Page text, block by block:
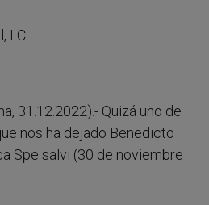
LC
31.12.2022).- Quizá uno de
nos ha dejado Benedicto
Spe salvi (30 de noviembre